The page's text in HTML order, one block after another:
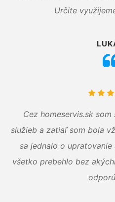
Určite
Cez homeservis.sk
služieb a zatiaľ som bola
sa jednalo o
všetko prebehlo bez